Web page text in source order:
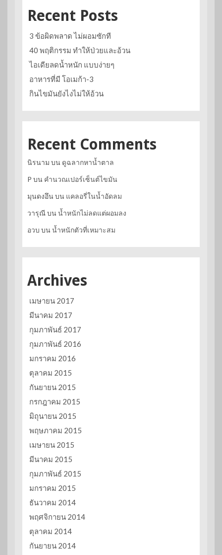
Recent Posts
3 ข้อผิดพลาด ไม่ผอมซักที
40 พฤติกรรม ทำให้ป่วยและอ้วน
ไอเดียลดน้ำหนัก แบบง่ายๆ
อาหารที่มี โอเมก้า-3
กินไขมันยังไงไม่ให้อ้วน
Recent Comments
นิรนาม บน ดูฉลากหาน้ำตาล
P บน คำนวณเปอร์เซ็นต์ไขมัน
มุนดงอึน บน แคลอรี่ในน้ำอัดลม
วารุณีบน น้ำหนักไม่ลดแต่ผอมลง
อวบ บน น้ำหนักตัวที่เหมาะสม
Archives
เมษายน 2017
มีนาคม 2017
กุมภาพันธ์ 2017
กุมภาพันธ์ 2016
มกราคม 2016
ตุลาคม 2015
กันยายน 2015
กรกฎาคม 2015
มิถุนายน 2015
พฤษภาคม 2015
เมษายน 2015
มีนาคม 2015
กุมภาพันธ์ 2015
มกราคม 2015
ธันวาคม 2014
พฤศจิกายน 2014
ตุลาคม 2014
กันยายน 2014